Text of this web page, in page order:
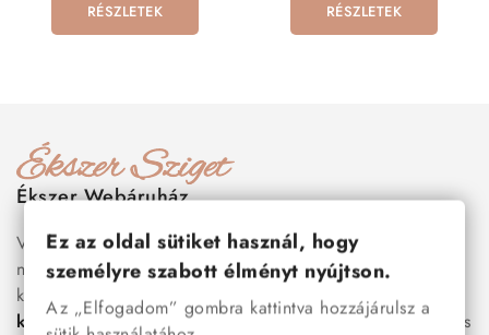
RÉSZLETEK RÉSZLETEK
Ékszer Webáruház
Válogass több száz prémium minőségű, stílusos és tartós
nemesacél ékszer és orvosi fém ékszer közül, amelyek
között megtalálhatók a legnépszerűbb darabok is:
karkötők, nőinyakláncok,karikagyűrűk,fülbevalók
és
Ez az oldal sütiket használ, hogy
személyre szabott élményt nyújtson.
Az „Elfogadom” gombra kattintva hozzájárulsz a